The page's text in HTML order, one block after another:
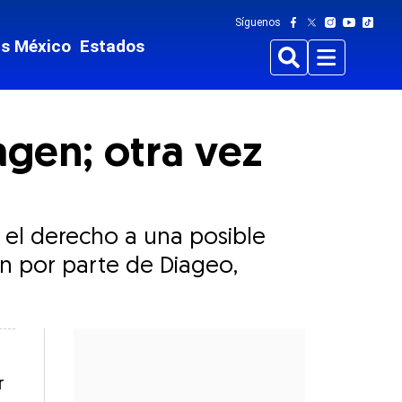
México Estados
Síguenos
BuscarMenu
otra vez
derecho a una posible
por parte de Diageo,